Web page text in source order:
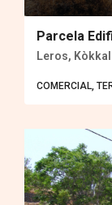
Parcela
Leros,
COMERCIAL,